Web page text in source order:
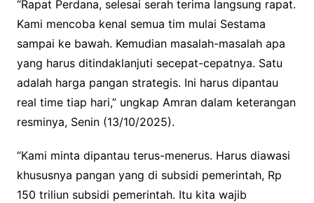
“Rapat Perdana, selesai serah terima langsung rapat.
Kami mencoba kenal semua tim mulai Sestama
sampai ke bawah. Kemudian masalah-masalah apa
yang harus ditindaklanjuti secepat-cepatnya. Satu
adalah harga pangan strategis. Ini harus dipantau
real time tiap hari,” ungkap Amran dalam keterangan
resminya, Senin (13/10/2025).
“Kami minta dipantau terus-menerus. Harus diawasi
khususnya pangan yang di subsidi pemerintah, Rp
150 triliun subsidi pemerintah. Itu kita wajib